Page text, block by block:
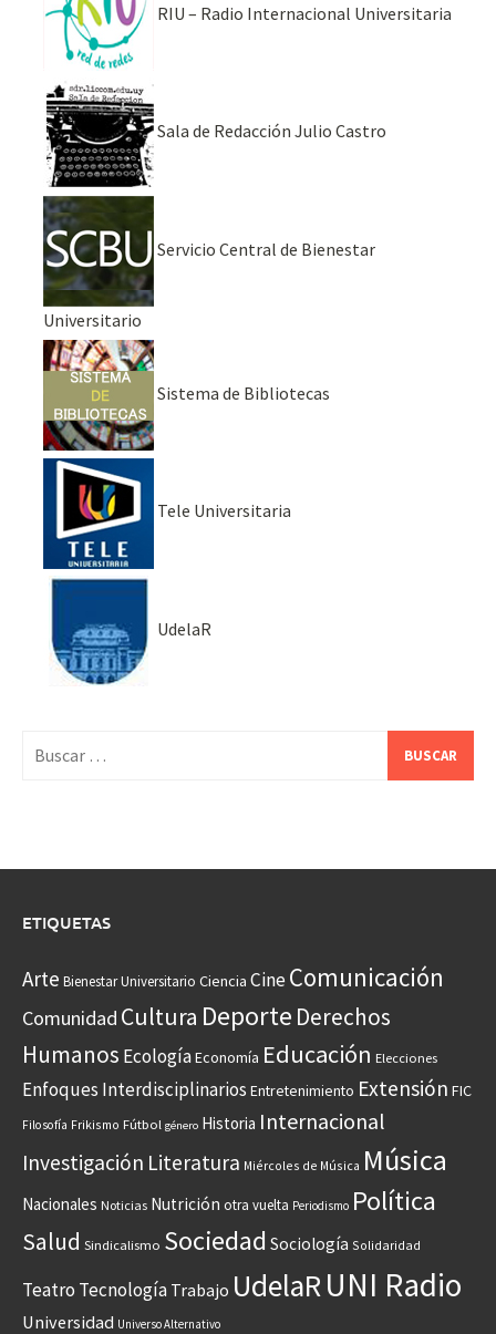
RIU – Radio Internacional Universitaria
Sala de Redacción Julio Castro
Servicio Central de Bienestar
Universitario
Sistema de Bibliotecas
Tele Universitaria
UdelaR
ETIQUETAS
Arte Bienestar Universitario Ciencia CineComunicación
Comunidad Cultura Deporte Derechos
Humanos EcologíaEconomía Educación Elecciones
Enfoques Interdisciplinarios Entretenimiento Extensión FIC
Filosofía Frikismo Fútbol género Historia Internacional
Investigación Literatura Miércoles de Música Música
Nacionales Noticias Nutrición otra vuelta Periodismo Política
Salud Sindicalismo Sociedad Sociología Solidaridad
Teatro Tecnología Trabajo UdelaRUNI Radio
Universidad Universo Alternativo